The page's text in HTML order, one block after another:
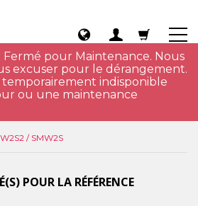
pour Maintenance. Nous
excuser pour le dérangement.
indisponible
ou une maintenance
/ SMW2S
POUR LA RÉFÉRENCE